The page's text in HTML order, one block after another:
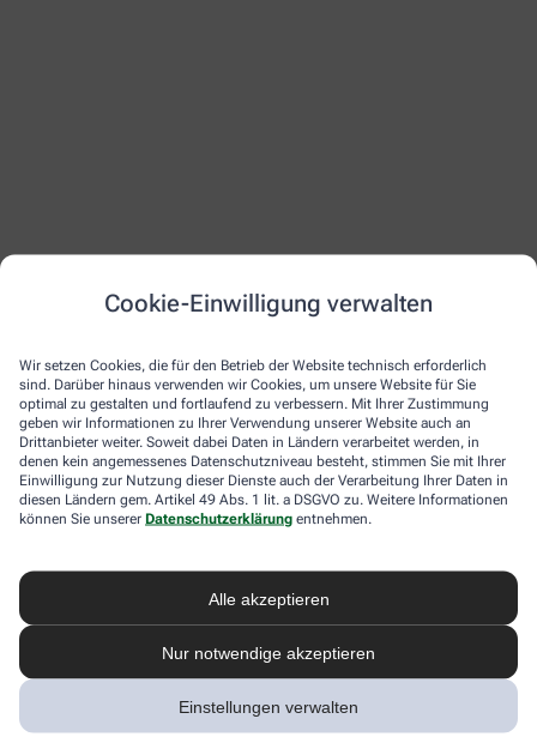
Cookie-Einwilligung verwalten
Wir setzen Cookies, die für den Betrieb der Website technisch erforderlich
sind. Darüber hinaus verwenden wir Cookies, um unsere Website für Sie
optimal zu gestalten und fortlaufend zu verbessern. Mit Ihrer Zustimmung
geben wir Informationen zu Ihrer Verwendung unserer Website auch an
Drittanbieter weiter. Soweit dabei Daten in Ländern verarbeitet werden, in
denen kein angemessenes Datenschutzniveau besteht, stimmen Sie mit Ihrer
Einwilligung zur Nutzung dieser Dienste auch der Verarbeitung Ihrer Daten in
diesen Ländern gem. Artikel 49 Abs. 1 lit. a DSGVO zu. Weitere Informationen
können Sie unserer Datenschutzerklärung entnehmen.
Alle akzeptieren
Nur notwendige akzeptieren
Einstellungen verwalten
48, 60486 Frankfurt. Die Teilnahme ist online
teilnehmen oder Postkarte senden an: Alliance Healthcare Deutschland
GmbH, Despina Kalaitzidou, Stichwort „Care Plus“, Pragstraße 154, 70376
Nur vollständig ausgefüllte Teilnahmeformulare (Pflichtangaben) und bei